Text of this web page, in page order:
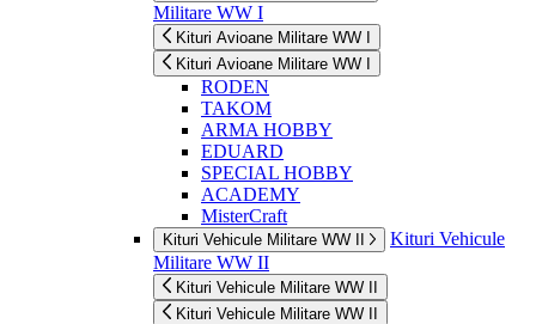
Militare WW I
Kituri Avioane Militare WW I
Kituri Avioane Militare WW I
RODEN
TAKOM
ARMA HOBBY
EDUARD
SPECIAL HOBBY
ACADEMY
MisterCraft
Kituri Vehicule Militare WW II
Kituri Vehicule
Militare WW II
Kituri Vehicule Militare WW II
Kituri Vehicule Militare WW II